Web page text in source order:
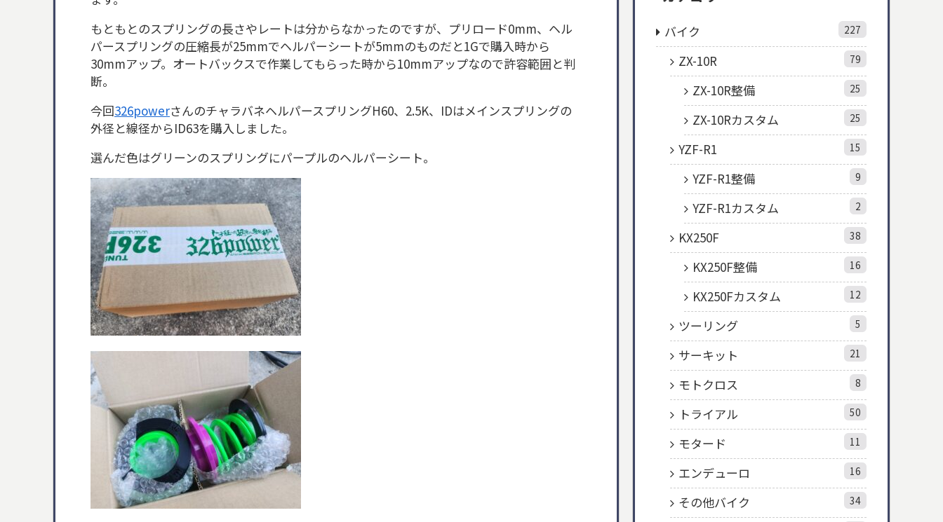
もともとのスプリングの長さやレートは分からなかったのですが、プリロード0mm、ヘル
パースプリングの圧縮長が25mmでヘルパーシートが5mmのものだと1Gで購入時から
30mmアップ。オートバックスで作業してもらった時から10mmアップなので許容範囲と判
断。
今回326powerさんのチャラバネヘルパースプリングH60、2.5K、IDはメインスプリングの
外径と線径からID63を購入しました。
選んだ色はグリーンのスプリングにパープルのヘルパーシート。
バイク 227
ZX-10R 79
ZX-10R整備 25
ZX-10Rカスタム 25
YZF-R1 15
YZF-R1整備 9
YZF-R1カスタム 2
KX250F 38
KX250F整備 16
KX250Fカスタム 12
ツーリング 5
サーキット 21
モトクロス 8
トライアル 50
モタード 11
エンデューロ 16
その他バイク 34